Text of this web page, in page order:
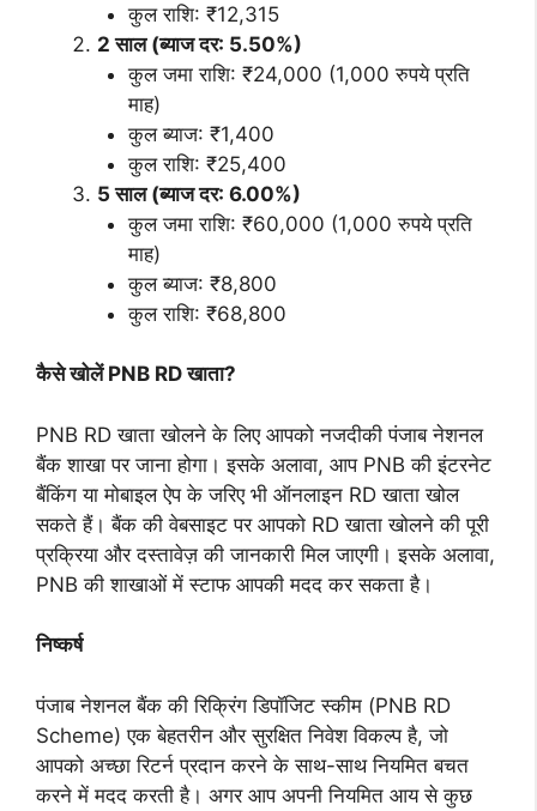
कुल राशि: ₹12,315
2 साल (ब्याज दर: 5.50%)
कुल जमा राशि: ₹24,000 (1,000 रुपये प्रति
माह)
कुल ब्याज: ₹1,400
कुल राशि: ₹25,400
5 साल (ब्याज दर: 6.00%)
कुल जमा राशि: ₹60,000 (1,000 रुपये प्रति
माह)
कुल ब्याज: ₹8,800
कुल राशि: ₹68,800
कैसे खोलें PNB RD खाता?
PNB RD खाता खोलने के लिए आपको नजदीकी पंजाब नेशनल
बैंक शाखा पर जाना होगा। इसके अलावा, आप PNB की इंटरनेट
बैंकिंग या मोबाइल ऐप के जरिए भी ऑनलाइन RD खाता खोल
सकते हैं। बैंक की वेबसाइट पर आपको RD खाता खोलने की पूरी
प्रक्रिया और दस्तावेज़ की जानकारी मिल जाएगी। इसके अलावा,
PNB की शाखाओं में स्टाफ आपकी मदद कर सकता है।
निष्कर्ष
पंजाब नेशनल बैंक की रिक्रिंग डिपॉजिट स्कीम (PNB RD
Scheme) एक बेहतरीन और सुरक्षित निवेश विकल्प है, जो
आपको अच्छा रिटर्न प्रदान करने के साथ-साथ नियमित बचत
करने में मदद करती है। अगर आप अपनी नियमित आय से कुछ